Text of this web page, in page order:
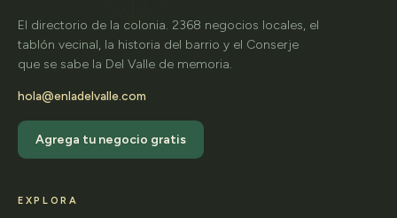
El directorio de la colonia. 2368 negocios locales, el
tablón vecinal, la historia del barrio y el Conserje
que se sabe la Del Valle de memoria.
hola@enladelvalle.com
Agrega tu negocio gratis
EXPLORA